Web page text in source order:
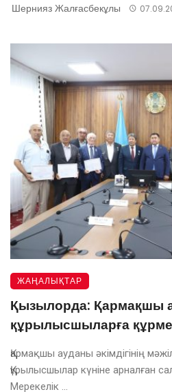
Шернияз Жалғасбекұлы
ЖАҢАЛЫҚТАР
Қызылорда: Қармақшы
құрылысшыларға
Қармақшы ауданы әкімдігінің
Құрылысшылар күніне арналған
Мерекелік ...